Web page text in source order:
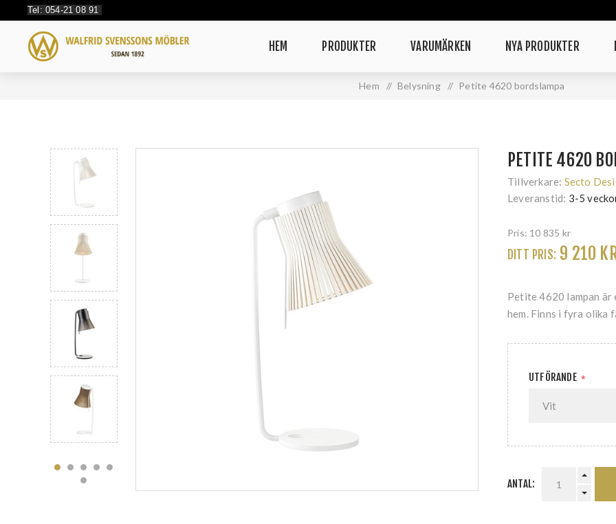
Tel: 054-21 08 91
HEM PRODUKTER VARUMÄRKEN NYA PRODUKTER
Hem / Belysning / Petite 4620 bordslampa
PETITE 4620
Tillverkare: Secto
Leveranstid: 3-5
Pris: 10 835 kr
DITT PRIS: 9 210
Petite 4620 lampan är
hem. Finns i fyra olika
UTFÖRANDE *
ANTAL: